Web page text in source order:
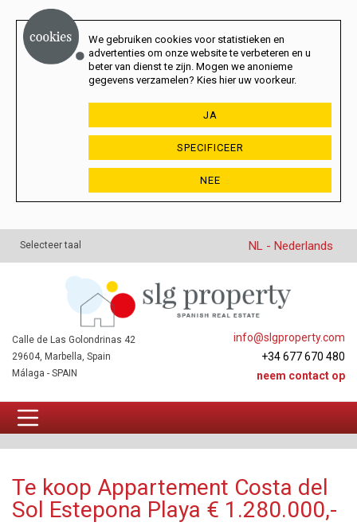
We gebruiken cookies voor statistieken en
advertenties om onze website te verbeteren en u
beter van dienst te zijn. Mogen we anonieme
gegevens verzamelen? Kies hier uw voorkeur.
JA
SPECIFICEER
NEE
Selecteer taal NL - Nederlands
info@slgproperty.com
+34 677 670 480
neem contact op
Calle de Las Golondrinas 42
29604, Marbella, Spain
Málaga - SPAIN
Te koop Appartement Costa del
Sol Estepona Playa € 1.280.000,-